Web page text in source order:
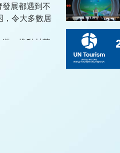
展都遇到不
，令大多數居
，推動村落
第二屆GTEF．世界旅遊
投融資大會開幕典禮